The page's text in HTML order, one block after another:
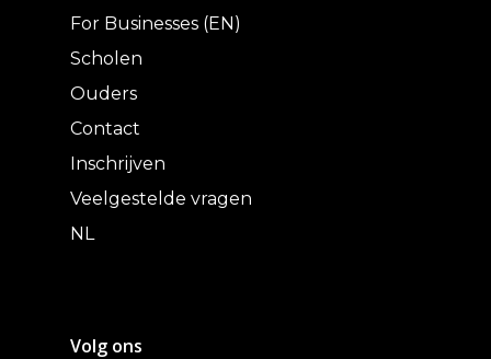
For Businesses (EN)
Scholen
Ouders
Contact
Inschrijven
Veelgestelde vragen
NL
Volg ons